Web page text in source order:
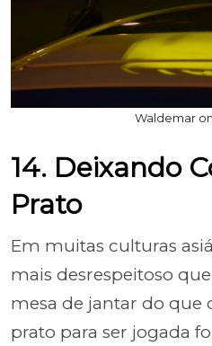
Waldemar
14. Deixando
Prato
Em muitas culturas
mais desrespeitoso
mesa de jantar do que
prato para ser jogada